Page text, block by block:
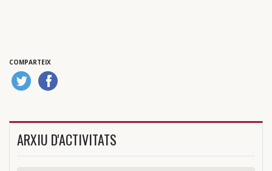
COMPARTEIX
ARXIU D'ACTIVITATS